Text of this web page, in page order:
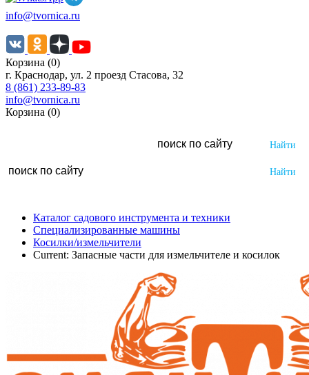
info@tvornica.ru
Корзина (0)
г. Краснодар, ул. 2 проезд Стасова, 32
8 (861) 233-89-83
info@tvornica.ru
Корзина (0)
Каталог садового инструмента и техники
Специализированные машины
Косилки/измельчители
Current: Запасные части для измельчителе и косилок